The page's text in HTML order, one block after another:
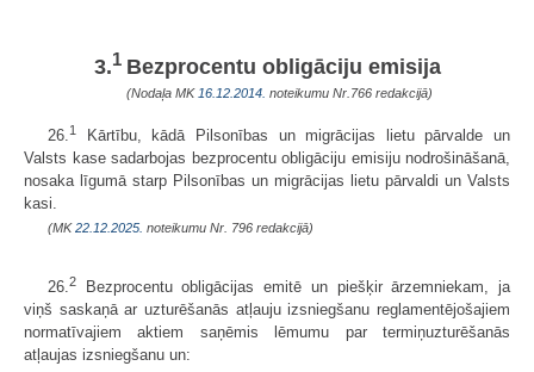
3.1 Bezprocentu obligāciju emisija
(Nodaļa MK 16.12.2014. noteikumu Nr.766 redakcijā)
26.1
Kārtību, kādā Pilsonības un migrācijas lietu pārvalde un
Valsts kase sadarbojas bezprocentu obligāciju emisiju nodrošināšanā,
nosaka līgumā starp Pilsonības un migrācijas lietu pārvaldi un Valsts
kasi.
(MK22.12.2025. noteikumu Nr. 796 redakcijā)
26.2
Bezprocentu obligācijas emitē un piešķir ārzemniekam, ja
viņš saskaņā ar uzturēšanās atļauju izsniegšanu reglamentējošajiem
normatīvajiem aktiem saņēmis lēmumu par termiņuzturēšanās
atļaujas izsniegšanu un: